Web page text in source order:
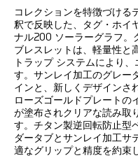
コレクションを特徴づける
釈で反映した、タグ・ホイ
ナル200 ソーラーグラフ。
ブレスレットは、軽量性と
トラップ システムにより
す。サンレイ加工のグレー
インと、新しくデザインさ
ローズゴールドプレート
が塗布されクリアな読み取
す。チタン製逆回転防止型
ダータブとサンレイ加工サ
適なグリップと精度を約束